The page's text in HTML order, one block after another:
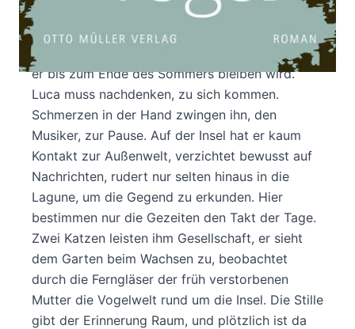
hellblauen Läden. Eine Weinlaube, Gemüsebeete,
bald auch ein Stück Rasen. Der alte Fischer
Matteo bringt Luca im Frühjahr auf die Insel, wo
er bis zum Ende des Sommers bleiben wird.
Luca muss nachdenken, zu sich kommen.
Schmerzen in der Hand zwingen ihn, den
Musiker, zur Pause. Auf der Insel hat er kaum
Kontakt zur Außenwelt, verzichtet bewusst auf
Nachrichten, rudert nur selten hinaus in die
Lagune, um die Gegend zu erkunden. Hier
bestimmen nur die Gezeiten den Takt der Tage.
Zwei Katzen leisten ihm Gesellschaft, er sieht
dem Garten beim Wachsen zu, beobachtet
durch die Ferngläser der früh verstorbenen
Mutter die Vogelwelt rund um die Insel. Die Stille
gibt der Erinnerung Raum, und plötzlich ist da